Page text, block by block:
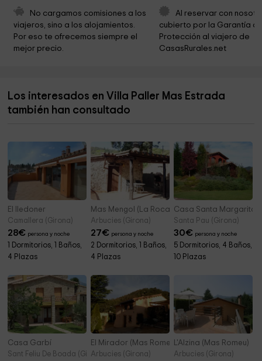
Plaça de la Pau
Bisbat De Girona
Incineracions Ecològiques S.L. (Ineco) 3,4 km
Ayuntamiento de Santa Coloma de Farners 3,5 km
No cargamos comisiones a los
viajeros, sino a los alojamientos.
Por eso te ofrecemos siempre el
mejor precio.
Al reservar con
cubierto por la Garantía
Protección al viajero de
CasasRurales.net
Los interesados en Villa Paller Mas Estrada
también han consultado
El Iledoner
Camallera (Girona)
28€ persona y noche
1 Dormitorios, 1 Baños,
4 Plazas
Mas Mengol (La Roca)
Arbucies (Girona)
27€ persona y noche
2 Dormitorios, 1 Baños,
4 Plazas
Casa Santa Margarita
Santa Pau (Girona)
30€ persona y noche
5 Dormitorios, 4 Baños,
10 Plazas
Casa Garbí
Sant Feliu De Boada (Girona)
El Mirador (Mas Romeu)
Arbucies (Girona)
L'Alzina (Mas Romeu)
Arbucies (Girona)